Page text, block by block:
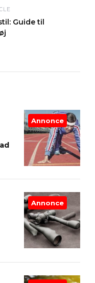
Guide til
Annonce
Annonce